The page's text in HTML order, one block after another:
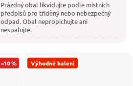
Prázdný obal likvidujte podle místních
předpisů pro tříděný nebo nebezpečný
odpad. Obal nepropichujte ani
nespalujte.
–10 % Výhodné balení